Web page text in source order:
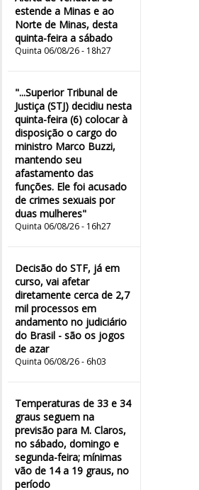
estende a Minas e ao
Norte de Minas, desta
quinta-feira a sábado
Quinta 06/08/26 - 18h27
"...Superior Tribunal de
Justiça (STJ) decidiu nesta
quinta-feira (6) colocar à
disposição o cargo do
ministro Marco Buzzi,
mantendo seu
afastamento das
funções. Ele foi acusado
de crimes sexuais por
duas mulheres"
Quinta 06/08/26 - 16h27
Decisão do STF, já em
curso, vai afetar
diretamente cerca de 2,7
mil processos em
andamento no judiciário
do Brasil - são os jogos
de azar
Quinta 06/08/26 - 6h03
Temperaturas de 33 e 34
graus seguem na
previsão para M. Claros,
no sábado, domingo e
segunda-feira; mínimas
vão de 14 a 19 graus, no
período